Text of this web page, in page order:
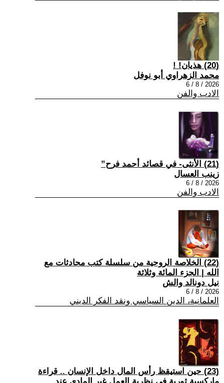
(20) هذيان! !
محمد الزهراوي أبو نوفل
2026 / 8 / 6
الادب والفن
(21) الأنثى- في قصائد أحمد فرح”
زينب العسال
2026 / 8 / 6
الادب والفن
(22) الخلاصة الروحية من سلسلة كتب محادثات مع
الله | الجزء المائة وثلاثة
نيل دونالد والش
2026 / 8 / 6
العلمانية، الدين السياسي ونقد الفكر الديني
(23) حين استيقظ رأس المال داخل الإنسان .. قراءة